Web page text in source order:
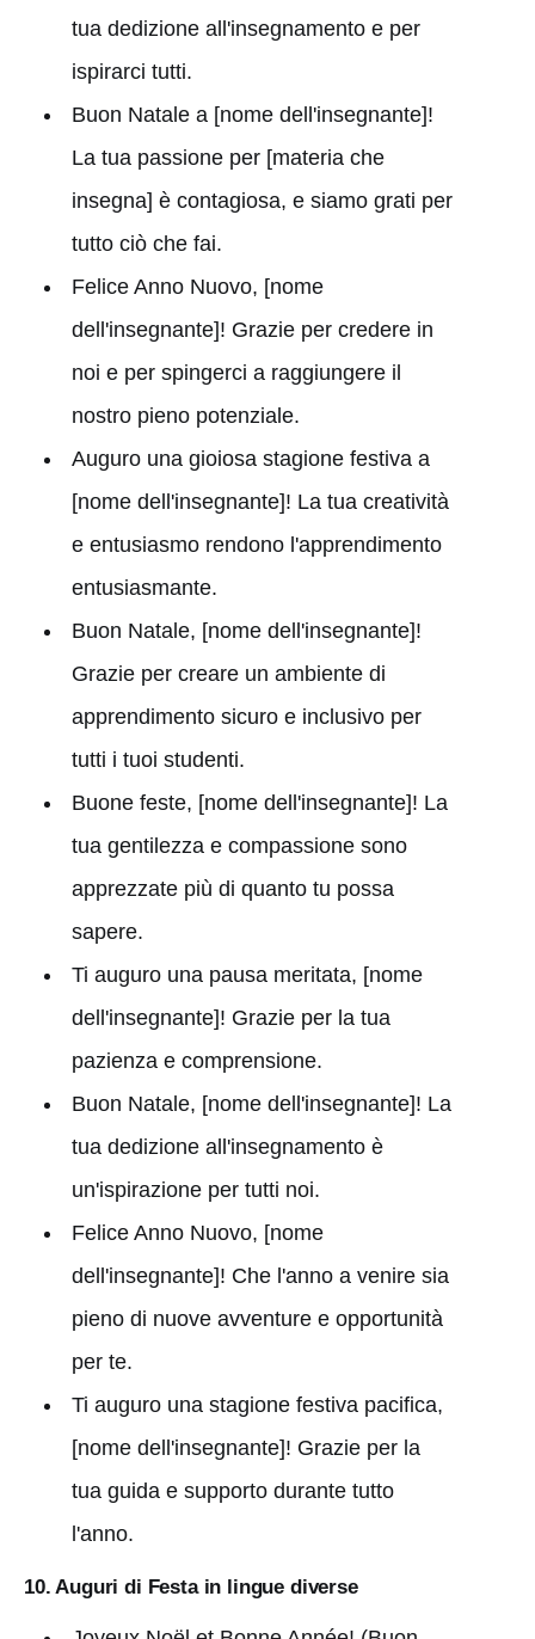
tua dedizione all'insegnamento e per
ispirarci tutti.
Buon Natale a [nome dell'insegnante]!
La tua passione per [materia che
insegna] è contagiosa, e siamo grati per
tutto ciò che fai.
Felice Anno Nuovo, [nome
dell'insegnante]! Grazie per credere in
noi e per spingerci a raggiungere il
nostro pieno potenziale.
Auguro una gioiosa stagione festiva a
[nome dell'insegnante]! La tua creatività
e entusiasmo rendono l'apprendimento
entusiasmante.
Buon Natale, [nome dell'insegnante]!
Grazie per creare un ambiente di
apprendimento sicuro e inclusivo per
tutti i tuoi studenti.
Buone feste, [nome dell'insegnante]! La
tua gentilezza e compassione sono
apprezzate più di quanto tu possa
sapere.
Ti auguro una pausa meritata, [nome
dell'insegnante]! Grazie per la tua
pazienza e comprensione.
Buon Natale, [nome dell'insegnante]! La
tua dedizione all'insegnamento è
un'ispirazione per tutti noi.
Felice Anno Nuovo, [nome
dell'insegnante]! Che l'anno a venire sia
pieno di nuove avventure e opportunità
per te.
Ti auguro una stagione festiva pacifica,
[nome dell'insegnante]! Grazie per la
tua guida e supporto durante tutto
l'anno.
10. Auguri di Festa in lingue diverse